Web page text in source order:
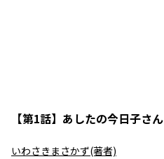
【第1話】 あしたの今日子さん
いわさきまさかず(著者)